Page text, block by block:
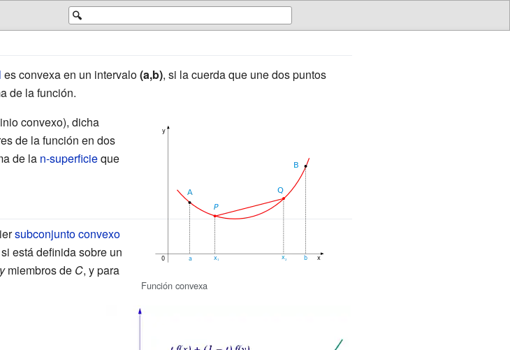
🔍
es convexa en un intervalo(a,b), si la cuerda que une dos puntos
de la función.
Función convexa
convexo), dicha
de la función en dos
de la n-superficieque
subconjunto convexo
si está definida sobre un
ymiembros de C, y para